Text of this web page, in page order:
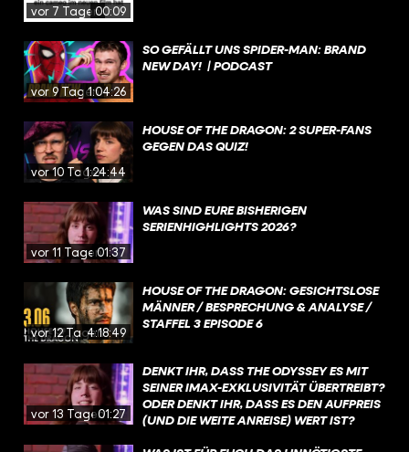
vor 7 Tagen00:09
vor 9 Tagen1:04:26
SO GEFÄLLT UNS SPIDER-MAN: BRAND
NEW DAY! | PODCAST
vor 10 Tagen1:24:44
HOUSE OF THE DRAGON: 2 SUPER-FANS
GEGEN DAS QUIZ!
vor 11 Tagen01:37
WAS SIND EURE BISHERIGEN
SERIENHIGHLIGHTS 2026?
vor 12 Tagen4:18:49
HOUSE OF THE DRAGON: GESICHTSLOSE
MÄNNER / BESPRECHUNG & ANALYSE /
STAFFEL 3 EPISODE 6
vor 13 Tagen01:27
DENKT IHR, DASS THE ODYSSEY ES MIT
SEINER IMAX-EXKLUSIVITÄT ÜBERTREIBT?
ODER DENKT IHR, DASS ES DEN AUFPREIS
(UND DIE WEITE ANREISE) WERT IST?